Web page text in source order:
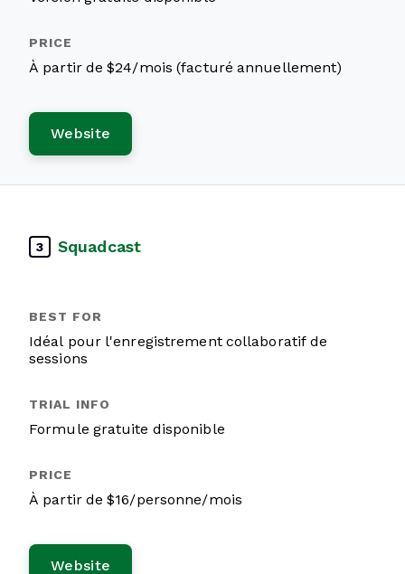
À partir de $24/mois (facturé annuellement)
Website
3 Squadcast
Idéal pour l'enregistrement collaboratif de
sessions
Formule gratuite disponible
À partir de $16/personne/mois
Website